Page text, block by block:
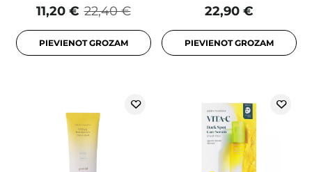
22,40 €
11,20 €
PIEVIENOT GROZAM
22,90 €
PIEVIENOT GROZAM